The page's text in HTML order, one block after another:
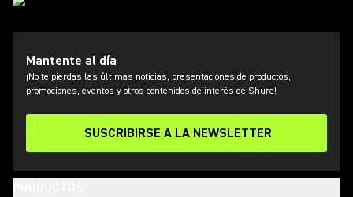
Mantente al día
¡No te pierdas las últimas noticias, presentaciones de productos,
promociones, eventos y otros contenidos de interés de Shure!
SUSCRIBIRSE A LA NEWSLETTER